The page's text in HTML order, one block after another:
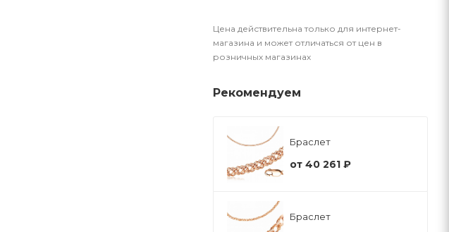
Цена действительна только для интернет-
магазина и может отличаться от цен в
розничных магазинах
Рекомендуем
Браслет
от 40 261 ₽
Браслет